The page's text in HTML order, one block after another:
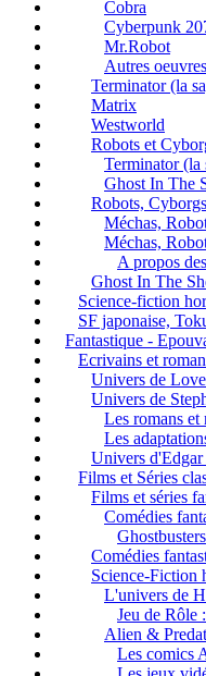
Cobra
Cyberpunk
Mr.Robot
Autres
Terminator (la
Matrix
Westworld
Robots et
Terminator (la
Ghost In The
Robots,
Méchas,
Méchas,
A propos
Ghost In The
Science-fiction
SF japonaise,
Fantastique -
Ecrivains et
Univers de
Univers de
Les romans et
Les
Univers
Films et Séries
Films et séries
Comédies
Ghostbusters
Comédies
Science-Fiction
L'univers de
Jeu de Rôle
Alien &
Les comics